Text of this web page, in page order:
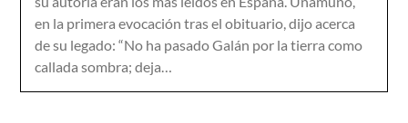
en la primera evocación tras el obituario, dijo acerca
de su legado: “No ha pasado Galán por la tierra como
callada sombra; deja…